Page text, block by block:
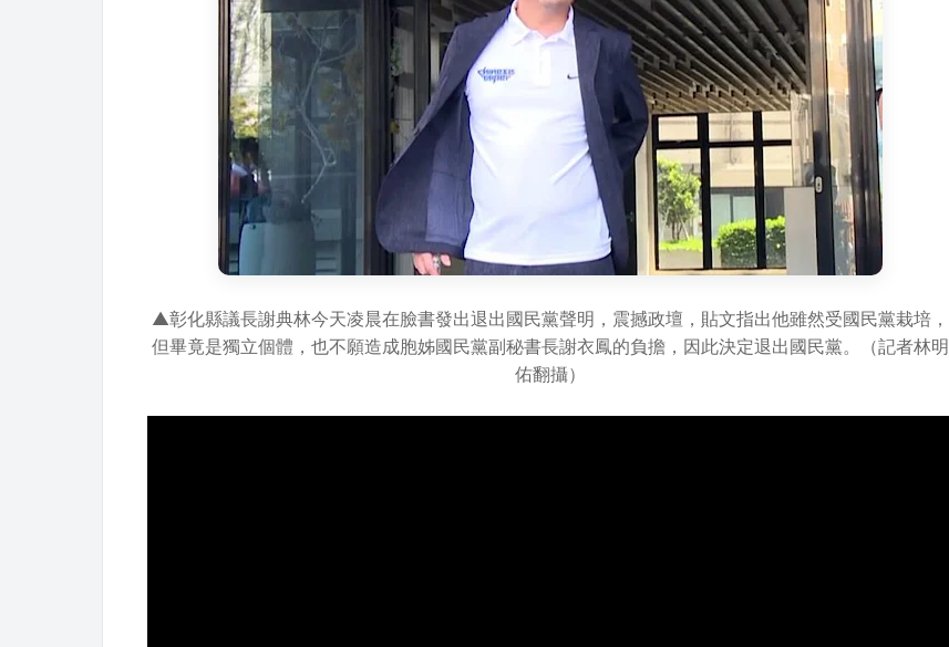
▲彰化縣議長謝典林今天凌晨在臉書發出退出國民黨聲明，震撼政壇，貼文指出他雖然受國民黨栽培，
但畢竟是獨立個體，也不願造成胞姊國民黨副秘書長謝衣鳳的負擔，因此決定退出國民黨。（記者林明
佑翻攝）